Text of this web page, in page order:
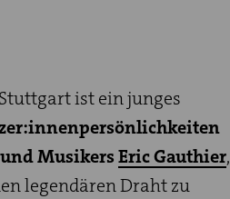
ist ein junges
und MusikersEric Gauthier,
legendären Draht zu